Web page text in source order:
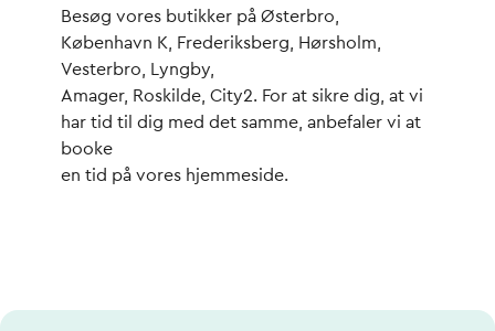
Besøg vores butikker på Østerbro,
København K, Frederiksberg, Hørsholm,
Vesterbro, Lyngby,
Amager, Roskilde, City2. For at sikre dig, at vi
har tid til dig med det samme, anbefaler vi at
booke
en tid på vores hjemmeside.